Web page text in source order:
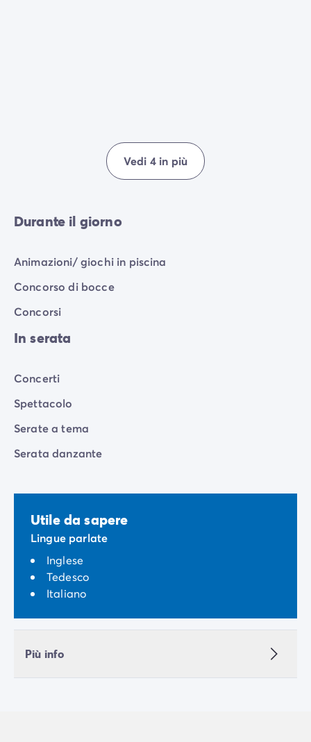
Vedi 4 in più
Durante il giorno
Animazioni/ giochi in piscina
Concorso di bocce
Concorsi
In serata
Concerti
Spettacolo
Serate a tema
Serata danzante
Utile da sapere
Lingue parlate
Inglese
Tedesco
Italiano
Più info